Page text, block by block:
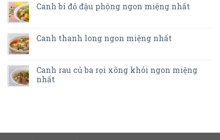
Canh bí đỏ đậu phộng ngon miệng nhất
Canh thanh long ngon miệng nhất
Canh rau củ ba rọi xông khói ngon miệng
nhất